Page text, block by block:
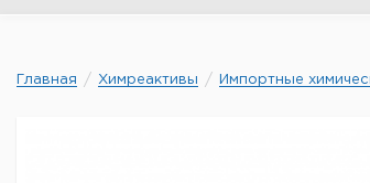
Главная Химреактивы Импортные